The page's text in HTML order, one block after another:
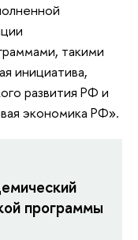
такими
инициатива,
развития РФ и
экономика РФ».
программы